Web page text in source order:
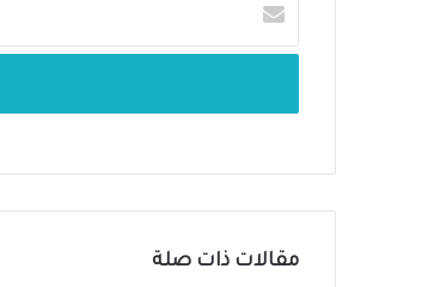
مقالات ذات صلة